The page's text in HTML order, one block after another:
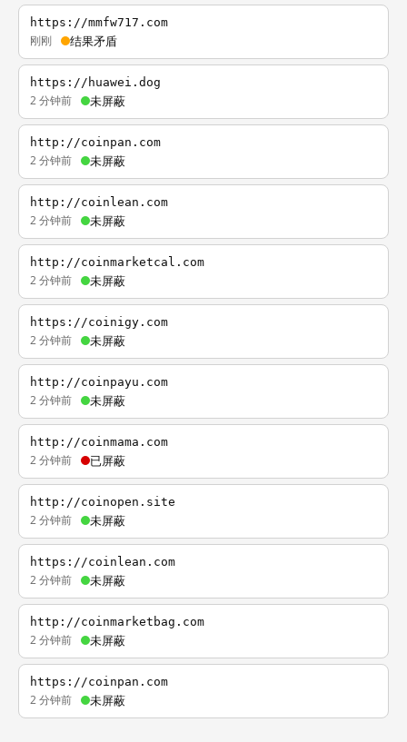
https://mmfw717.com
刚刚 结果矛盾
https://huawei.dog
2 分钟前 未屏蔽
http://coinpan.com
2 分钟前 未屏蔽
http://coinlean.com
2 分钟前 未屏蔽
http://coinmarketcal.com
2 分钟前 未屏蔽
https://coinigy.com
2 分钟前 未屏蔽
http://coinpayu.com
2 分钟前 未屏蔽
http://coinmama.com
2 分钟前 已屏蔽
http://coinopen.site
2 分钟前 未屏蔽
https://coinlean.com
2 分钟前 未屏蔽
http://coinmarketbag.com
2 分钟前 未屏蔽
https://coinpan.com
2 分钟前 未屏蔽